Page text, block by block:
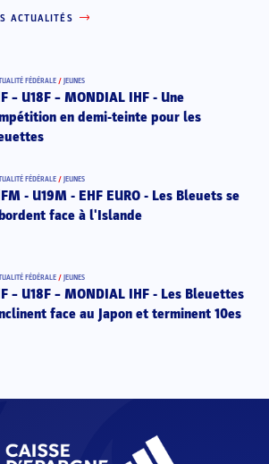
ACTUALITÉS
FÉDÉRALE / JEUNES
– U18F – MONDIAL IHF - Une
en demi-teinte pour les
FÉDÉRALE / JEUNES
- U19M - EHF EURO - Les Bleuets se
face à l'Islande
FÉDÉRALE / JEUNES
– U18F – MONDIAL IHF - Les Bleuettes
face au Japon et terminent 10es